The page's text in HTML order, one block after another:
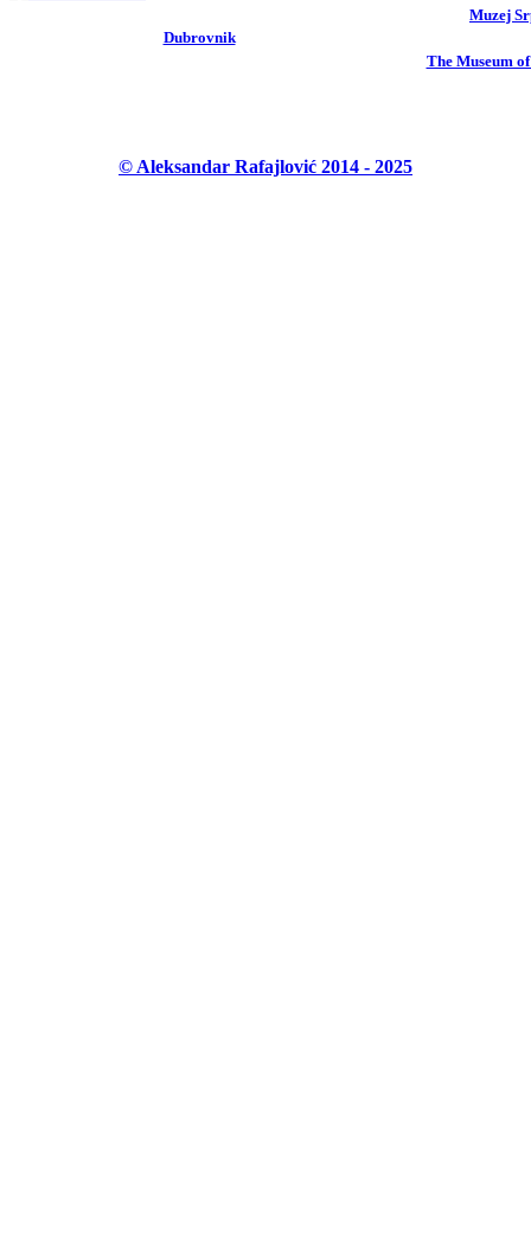
Dubrovnik
Muzej
The Museum
© Aleksandar Rafajlović 2014 - 2025